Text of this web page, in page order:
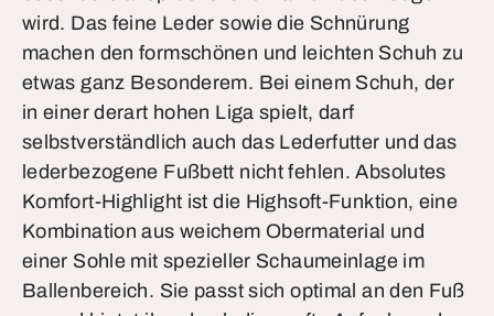
wird. Das feine Leder sowie die Schnürung
machen den formschönen und leichten Schuh zu
etwas ganz Besonderem. Bei einem Schuh, der
in einer derart hohen Liga spielt, darf
selbstverständlich auch das Lederfutter und das
lederbezogene Fußbett nicht fehlen. Absolutes
Komfort-Highlight ist die Highsoft-Funktion, eine
Kombination aus weichem Obermaterial und
einer Sohle mit spezieller Schaumeinlage im
Ballenbereich. Sie passt sich optimal an den Fuß